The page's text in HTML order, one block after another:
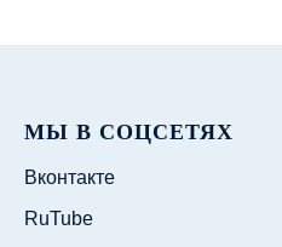
МЫ В СОЦСЕТЯХ
Вконтакте
RuTube